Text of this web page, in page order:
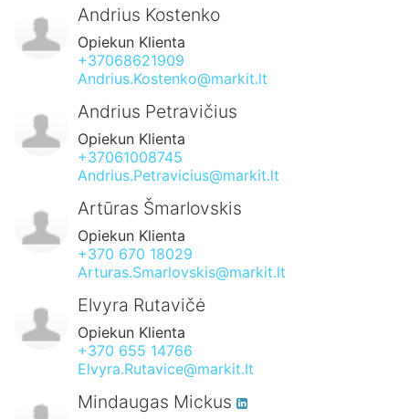
Andrius Kostenko
Opiekun Klienta
+37068621909
Andrius.Kostenko@markit.lt
Andrius Petravičius
Opiekun Klienta
+37061008745
Andrius.Petravicius@markit.lt
Artūras Šmarlovskis
Opiekun Klienta
+370 670 18029
Arturas.Smarlovskis@markit.lt
Elvyra Rutavičė
Opiekun Klienta
+370 655 14766
Elvyra.Rutavice@markit.lt
Mindaugas Mickus